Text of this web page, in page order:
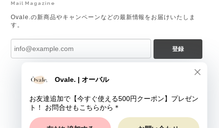
Mail Magazine
Ovale.の新商品やキャンペーンなどの最新情報をお届けいたしま
す。
登録